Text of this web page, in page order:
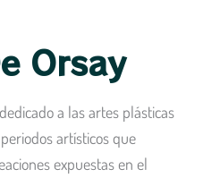
Orsay
a las artes plásticas
artísticos que
expuestas en el